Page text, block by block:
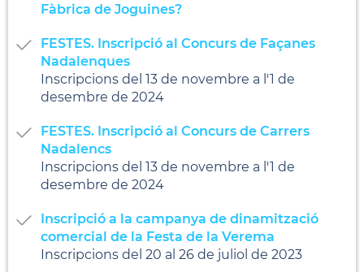
Fàbrica de Joguines?
FESTES. Inscripció al Concurs de Façanes
Nadalenques
Inscripcions del 13 de novembre a l'1 de
desembre de 2024
FESTES. Inscripció al Concurs de Carrers
Nadalencs
Inscripcions del 13 de novembre a l'1 de
desembre de 2024
Inscripció a la campanya de dinamització
comercial de la Festa de la Verema
Inscripcions del 20 al 26 de juliol de 2023